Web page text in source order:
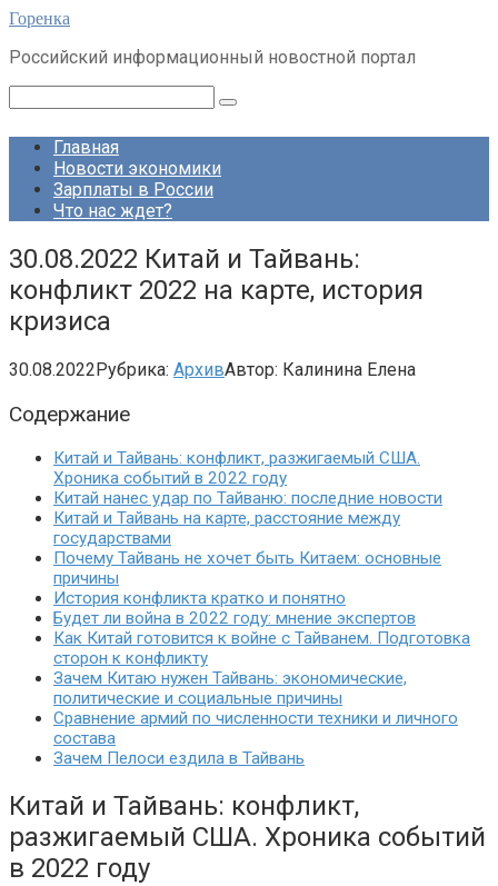
Перейти
контенту
Горенка
Российский информационный новостной портал
Главная
Новости экономики
Зарплаты в России
Что нас ждет?
30.08.2022 Китай и Тайвань:
конфликт 2022 на карте, история
кризиса
30.08.2022Рубрика: АрхивАвтор: Калинина Елена
Содержание
Китай и Тайвань: конфликт, разжигаемый США.
Хроника событий в 2022 году
Китай нанес удар по Тайваню: последние новости
Китай и Тайвань на карте, расстояние между
государствами
Почему Тайвань не хочет быть Китаем: основные
причины
История конфликта кратко и понятно
Будет ли война в 2022 году: мнение экспертов
Как Китай готовится к войне с Тайванем. Подготовка
сторон к конфликту
Зачем Китаю нужен Тайвань: экономические,
политические и социальные причины
Сравнение армий по численности техники и личного
состава
Зачем Пелоси ездила в Тайвань
Китай и Тайвань: конфликт,
разжигаемый США. Хроника событий
в 2022 году